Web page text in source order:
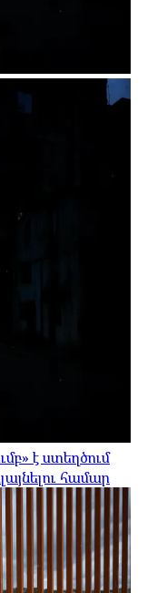
է ստեղծում
համար